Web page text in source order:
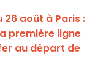
26 août à Paris :
première ligne
au départ de